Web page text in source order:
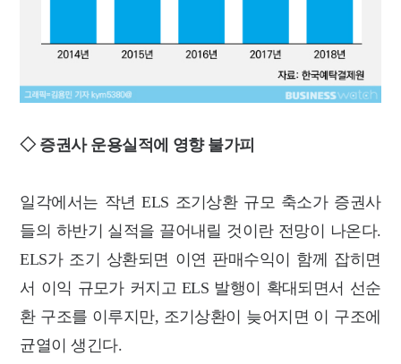
◇ 증권사 운용실적에 영향 불가피
일각에서는 작년 ELS 조기상환 규모 축소가 증권사
들의 하반기 실적을 끌어내릴 것이란 전망이 나온다.
ELS가 조기 상환되면 이연 판매수익이 함께 잡히면
서 이익 규모가 커지고 ELS 발행이 확대되면서 선순
환 구조를 이루지만, 조기상환이 늦어지면 이 구조에
균열이 생긴다.